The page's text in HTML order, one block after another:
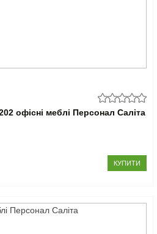
офісні меблі Персонал Саліта
КУПИТИ